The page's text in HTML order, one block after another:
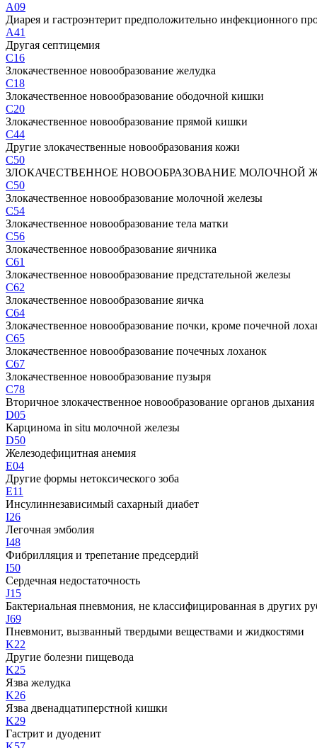
A09
Диарея и гастроэнтерит предположительно инфекционного
A41
Другая септицемия
C16
Злокачественное новообразование желудка
C18
Злокачественное новообразование ободочной кишки
C20
Злокачественное новообразование прямой кишки
C44
Другие злокачественные новообразования кожи
C50
ЗЛОКАЧЕСТВЕННОЕ НОВООБРАЗОВАНИЕ МОЛОЧНОЙ
C50
Злокачественное новообразование молочной железы
C54
Злокачественное новообразование тела матки
C56
Злокачественное новообразование яичника
C61
Злокачественное новообразование предстательной железы
C62
Злокачественное новообразование яичка
C64
Злокачественное новообразование почки, кроме почечной
C65
Злокачественное новообразование почечных лоханок
C67
Злокачественное новообразование пузыря
C78
Вторичное злокачественное новообразование органов
D05
Карцинома in situ молочной железы
D50
Железодефицитная анемия
E04
Другие формы нетоксического зоба
E11
Инсулиннезависимый сахарный диабет
I26
Легочная эмболия
I48
Фибрилляция и трепетание предсердий
I50
Сердечная недостаточность
J15
Бактериальная пневмония, не классифицированная в других
J69
Пневмонит, вызванный твердыми веществами и жидкостями
K22
Другие болезни пищевода
K25
Язва желудка
K26
Язва двенадцатиперстной кишки
K29
Гастрит и дуоденит